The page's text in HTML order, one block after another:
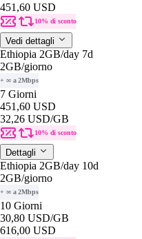
451,60 USD
10% di sconto
Vedi dettagli
Ethiopia 2GB/day 7d
2GB/giorno
+ ∞ a 2Mbps
7 Giorni
451,60 USD
32,26 USD/GB
10% di sconto
Dettagli
Ethiopia 2GB/day 10d
2GB/giorno
+ ∞ a 2Mbps
10 Giorni
30,80 USD/GB
616,00 USD